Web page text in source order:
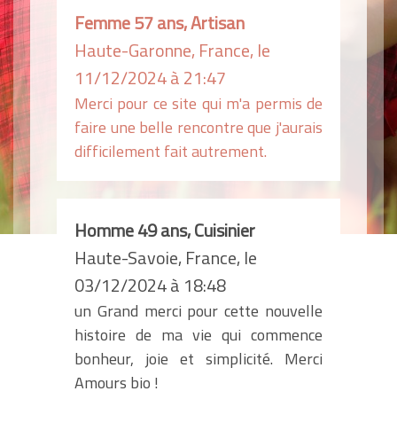
Femme 57 ans, Artisan
Haute-Garonne, France, le
11/12/2024 à 21:47
Merci pour ce site qui m'a permis de
faire une belle rencontre que j'aurais
difficilement fait autrement.
Homme 49 ans, Cuisinier
Haute-Savoie, France, le
03/12/2024 à 18:48
un Grand merci pour cette nouvelle
histoire de ma vie qui commence
bonheur, joie et simplicité. Merci
Amours bio !